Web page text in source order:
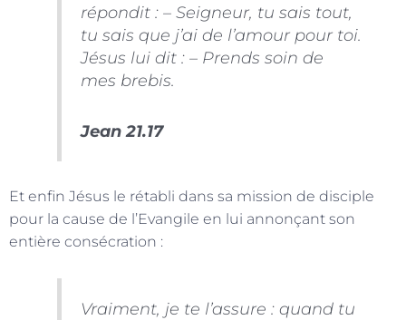
répondit : – Seigneur, tu sais tout,
tu sais que j’ai de l’amour pour toi.
Jésus lui dit : – Prends soin de
mes brebis.
Jean 21.17
Et enfin Jésus le rétabli dans sa mission de disciple
pour la cause de l’Evangile en lui annonçant son
entière consécration :
Vraiment, je te l’assure : quand tu